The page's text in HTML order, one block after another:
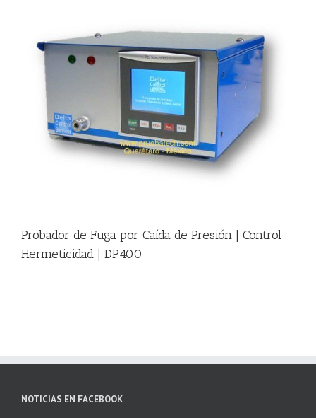
Probador de Fuga por Caída de Presión | Control
Hermeticidad | DP400
NOTICIAS EN FACEBOOK